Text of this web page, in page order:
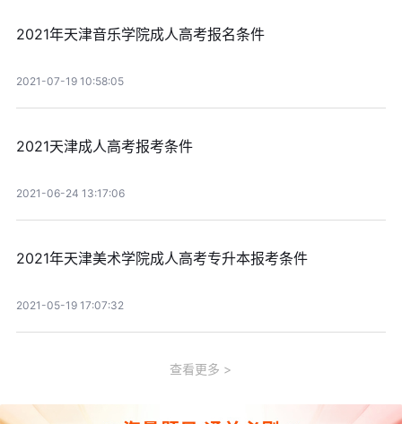
2021年天津音乐学院成人高考报名条件
2021-07-19 10:58:05
2021天津成人高考报考条件
2021-06-24 13:17:06
2021年天津美术学院成人高考专升本报考条件
2021-05-19 17:07:32
查看更多